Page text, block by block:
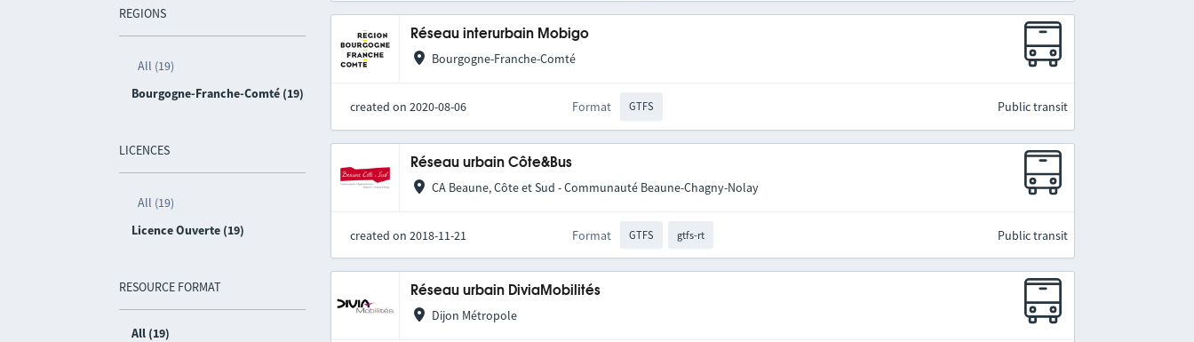
REGIONS
All (19)
Bourgogne-Franche-Comté (19)
LICENCES
All (19)
Licence Ouverte (19)
RESOURCE FORMAT
All (19)
Réseau interurbain Mobigo
Bourgogne-Franche-Comté
created on 2020-08-06 Format GTFS Public transit
Réseau urbain Côte&Bus
CA Beaune, Côte et Sud - Communauté Beaune-Chagny-Nolay
created on 2018-11-21 Format GTFS gtfs-rt Public transit
Réseau urbain DiviaMobilités
Dijon Métropole